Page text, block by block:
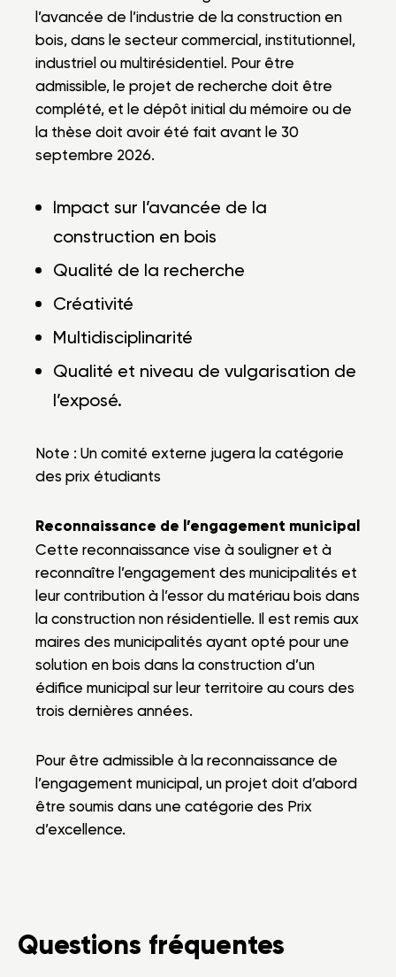
l’avancée de l’industrie de la construction en
bois, dans le secteur commercial, institutionnel,
industriel ou multirésidentiel. Pour être
admissible, le projet de recherche doit être
complété, et le dépôt initial du mémoire ou de
la thèse doit avoir été fait avant le 30
septembre 2026.
Impact sur l’avancée de la
construction en bois
Qualité de la recherche
Créativité
Multidisciplinarité
Qualité et niveau de vulgarisation de
l’exposé.
Note : Un comité externe jugera la catégorie
des prix étudiants
Reconnaissance de l’engagement municipal
Cette reconnaissance vise à souligner et à
reconnaître l’engagement des municipalités et
leur contribution à l’essor du matériau bois dans
la construction non résidentielle. Il est remis aux
maires des municipalités ayant opté pour une
solution en bois dans la construction d’un
édifice municipal sur leur territoire au cours des
trois dernières années.
Pour être admissible à la reconnaissance de
l’engagement municipal, un projet doit d’abord
être soumis dans une catégorie des Prix
d’excellence.
Questions fréquentes